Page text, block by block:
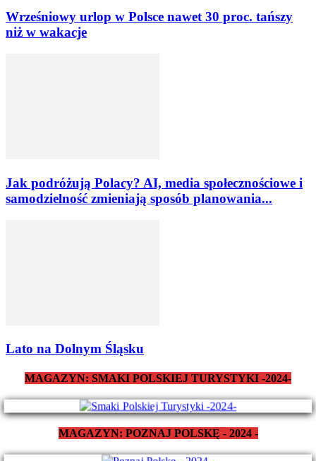
Wrześniowy urlop w Polsce nawet 30 proc. tańszy
niż w wakacje
Jak podróżują Polacy? AI, media społecznościowe i
samodzielność zmieniają sposób planowania...
Lato na Dolnym Śląsku
MAGAZYN: SMAKI POLSKIEJ TURYSTYKI -2024-
MAGAZYN: POZNAJ POLSKĘ - 2024 -